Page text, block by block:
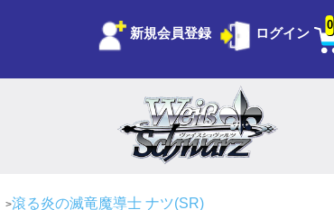
新規会員登録 ログイン
0
滾る炎の滅竜魔導士 ナツ(SR)